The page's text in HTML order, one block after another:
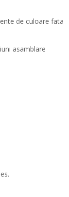
de culoare fata
asamblare